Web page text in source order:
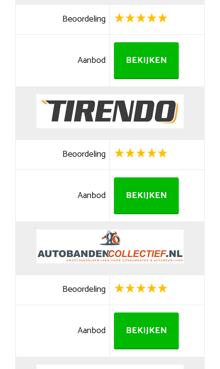
Beoordeling
Aanbod BEKIJKEN
Beoordeling
Aanbod BEKIJKEN
Beoordeling
Aanbod BEKIJKEN